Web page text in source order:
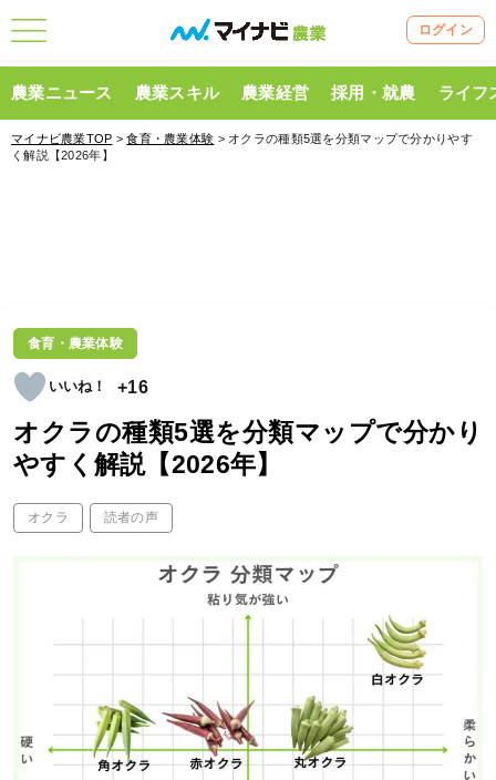
ログイン
農業ニュース 農業スキル 農業経営 採用・就農 ライフ
マイナビ農業TOP >食育・農業体験 > オクラの種類5選を分類マップで分かりやす
く解説【2026年】
食育・農業体験
+16
オクラの種類5選を分類マップで分かり
やすく解説【2026年】
オクラ 読者の声